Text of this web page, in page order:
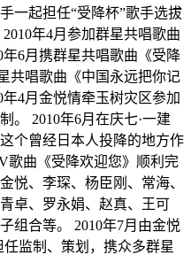
一起担任“受降杯”歌手选拔
年4月参加群星共唱歌曲
年6月携群星共唱歌曲《受降
共唱歌曲《中国永远把你记
4月金悦情牵玉树灾区参加
。 2010年6月在庆七·一建
个曾经日本人投降的地方作
歌曲《受降欢迎您》顺利完
悦、李琛、杨臣刚、常海、
卓、罗永娟、赵真、王可
组合等。 2010年7月由金悦
监制、策划，携众多群星